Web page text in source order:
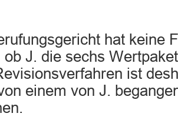
hat keine
ob J. die sechs
ist
einem von J.